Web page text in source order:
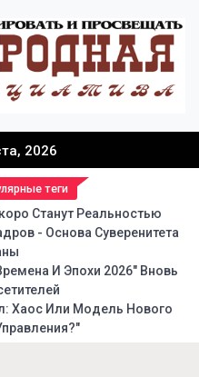
2026
теги
Станут Реальностью
- Основа Суверенитета
И Эпохи 2026" Вновь
Хаос Или Модель Нового